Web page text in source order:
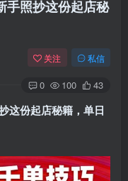
手照抄这份起店秘
关注 私信
0 100 43
这份起店秘籍，单日